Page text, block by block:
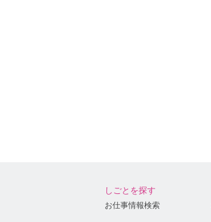
しごとを探す
お仕事情報検索